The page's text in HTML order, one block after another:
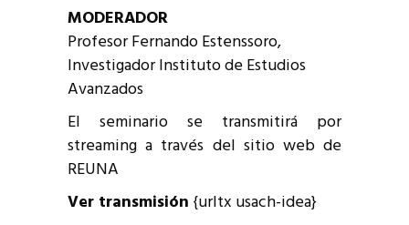
MODERADOR
Profesor Fernando Estenssoro,
Investigador Instituto de Estudios
Avanzados
El seminario se transmitirá por
streaming a través del sitio web de
REUNA
Ver transmisión {urltx usach-idea}